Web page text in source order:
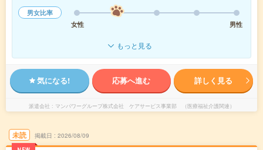
男女比率
女性
男性
もっと見る
気になる! 応募へ進む 詳しく見る
派遣会社 マンパワーグループ株式会社 ケアサービス事業部 （医療福祉介護関連）
未読 掲載日 2026/08/09